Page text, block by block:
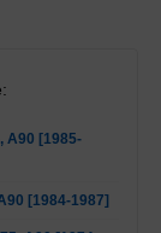
A90 [1985-
[1984-1987]